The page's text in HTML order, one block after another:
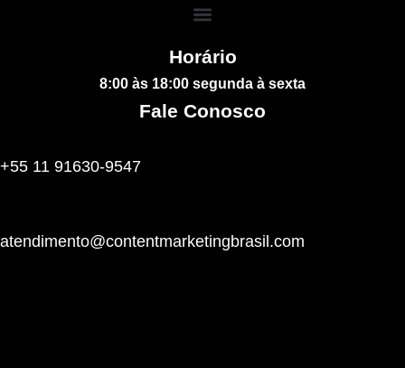
Horário
8:00 às 18:00 segunda à sexta
Fale Conosco
+55 11 91630-9547
atendimento@contentmarketingbrasil.com